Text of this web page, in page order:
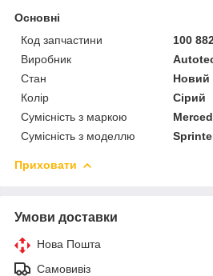
Основні
Код запчастини
100
Виробник
Стан
Новий
Колір
Сірий
Сумісність з маркою
Сумісність з моделлю
Приховати
Умови доставки
Нова Пошта
Самовивіз